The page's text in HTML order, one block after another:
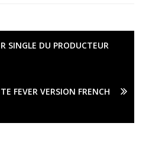
SINGLE DU PRODUCTEUR
FEVER VERSION FRENCH